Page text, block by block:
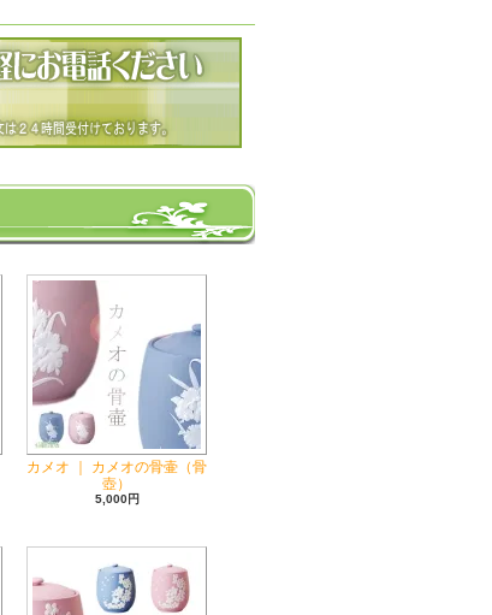
カメオ ｜ カメオの骨壷（骨
壺）
5,000円